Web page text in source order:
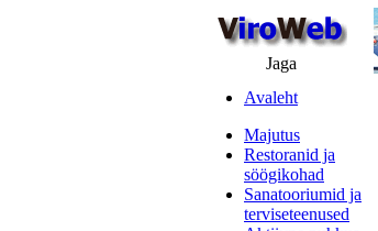
Jaga
Avaleht
Majutus
Restoranid ja
söögikohad
Sanatooriumid ja
terviseteenused